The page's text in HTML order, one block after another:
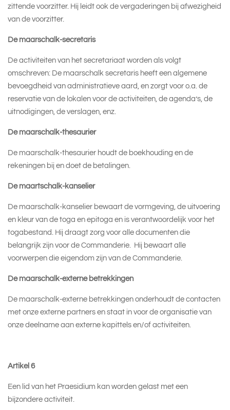
zittende voorzitter. Hij leidt ook de vergaderingen bij afwezigheid
van de voorzitter.
De maarschalk-secretaris
De activiteiten van het secretariaat worden als volgt
omschreven: De maarschalk secretaris heeft een algemene
bevoegdheid van administratieve aard, en zorgt voor o.a. de
reservatie van de lokalen voor de activiteiten, de agenda’s, de
uitnodigingen, de verslagen, enz.
De maarschalk-thesaurier
De maarschalk-thesaurier houdt de boekhouding en de
rekeningen bij en doet de betalingen.
De maartschalk-kanselier
De maarschalk-kanselier bewaart de vormgeving, de uitvoering
en kleur van de toga en epitoga en is verantwoordelijk voor het
togabestand. Hij draagt zorg voor alle documenten die
belangrijk zijn voor de Commanderie. Hij bewaart alle
voorwerpen die eigendom zijn van de Commanderie.
De maarschalk-externe betrekkingen
De maarschalk-externe betrekkingen onderhoudt de contacten
met onze externe partners en staat in voor de organisatie van
onze deelname aan externe kapittels en/of activiteiten.
Artikel 6
Een lid van het Praesidium kan worden gelast met een
bijzondere activiteit.